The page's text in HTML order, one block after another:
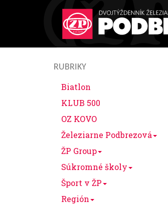
RUBRIKY
Biatlon
KLUB 500
OZ KOVO
Železiarne Podbrezová
ŽP Group
Súkromné školy
Šport v ŽP
Región